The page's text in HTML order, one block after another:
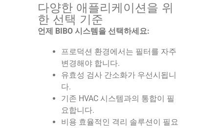
다양한 애플리케이션을 위
한 선택 기준
언제 BIBO 시스템을 선택하세요:
프로덕션 환경에서는 필터를 자주
변경해야 합니다.
유효성 검사 간소화가 우선시됩니
다.
기존 HVAC 시스템과의 통합이 필
요합니다.
비용 효율적인 격리 솔루션이 필요